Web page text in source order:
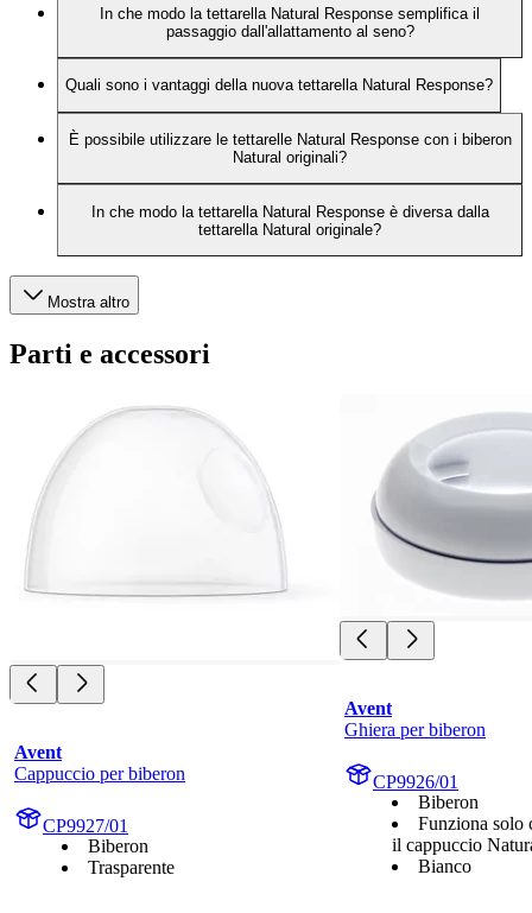
In che modo la tettarella Natural Response semplifica il
passaggio dall'allattamento al seno?
Quali sono i vantaggi della nuova tettarella Natural Response?
È possibile utilizzare le tettarelle Natural Response con i biberon
Natural originali?
In che modo la tettarella Natural Response è diversa dalla
tettarella Natural originale?
Mostra altro
Parti e accessori
Avent
Cappuccio per biberon
CP9927/01
Biberon
Trasparente
Avent
Ghiera per biberon
CP9926/01
Biberon
Funziona solo
il cappuccio
Bianco